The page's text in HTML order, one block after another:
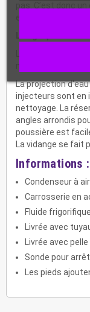
Le fluide propre R-
meilleures
La projection
injecteurs sont en
nettoyage. La
angles arrondis
poussière est
La vidange se fait
Informations :
Condenseur à air
Carrosserie en
Fluide
Livrée avec
Livrée avec
Sonde pour
Les pieds